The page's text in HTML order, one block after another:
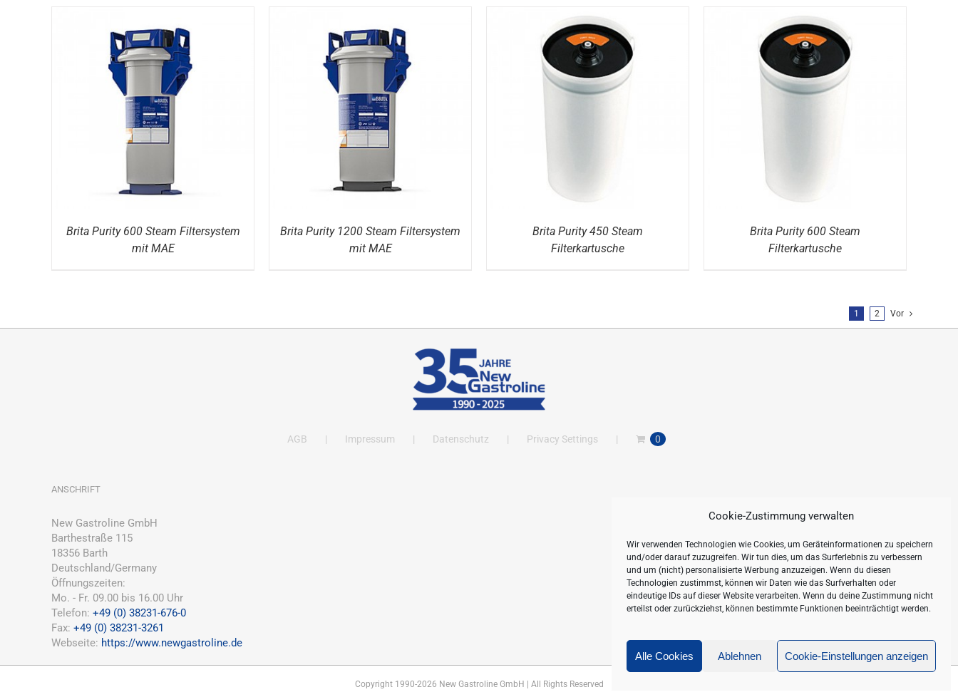
Cookie-Zustimmung verwalten
Wir verwenden Technologien wie Cookies, um Geräteinformationen zu speichern
und/oder darauf zuzugreifen. Wir tun dies, um das Surferlebnis zu verbessern
und um (nicht) personalisierte Werbung anzuzeigen. Wenn du diesen
Technologien zustimmst, können wir Daten wie das Surfverhalten oder
eindeutige IDs auf dieser Website verarbeiten. Wenn du deine Zustimmung nicht
erteilst oder zurückziehst, können bestimmte Funktionen beeinträchtigt werden.
Alle Cookies Ablehnen Cookie-Einstellungen anzeigen
DETAILS
Brita Purity 600 Steam Filtersystem
mit MAE
DETAILS
Brita Purity 1200 Steam Filtersystem
mit MAE
Brita Purity 450 Steam
Filterkartusche
Brita Purity 600 Steam
Filterkartusche
1 2 Vor
AGB Impressum Datenschutz Privacy Settings 0
ANSCHRIFT
New Gastroline GmbH
Barthestraße 115
18356 Barth
Deutschland/Germany
Öffnungszeiten:
Mo. - Fr. 09.00 bis 16.00 Uhr
Telefon: +49 (0) 38231-676-0
Fax: +49 (0) 38231-3261
Webseite: https://www.newgastroline.de
Copyright 1990-2026 New Gastroline GmbH | All Rights Reserved